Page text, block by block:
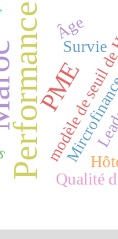
PerformancePME
modèle deSurvie
Qualité
Âge